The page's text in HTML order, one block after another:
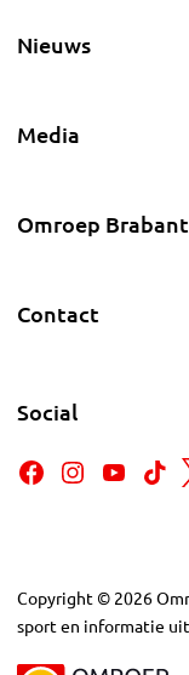
Nieuws
Media
Omroep Brabant
Contact
Social
Copyright © 2026
sport en informatie